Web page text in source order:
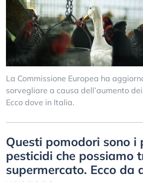
La Commissione Europea ha
sorvegliare a causa dell’aumento
Ecco dove in Italia.
Questi pomodori sono i
pesticidi che possiamo
supermercato. Ecco da